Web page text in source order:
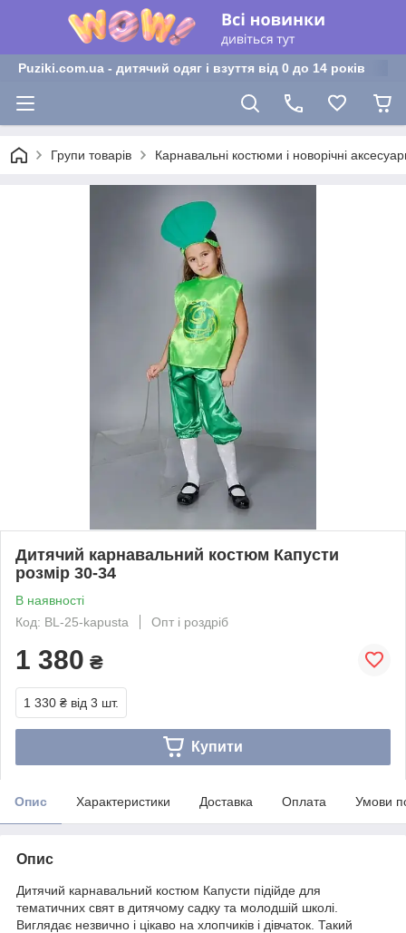
Puziki.com.ua - дитячий одяг і взуття від 0 до 14 років
Групи товарів Карнавальні костюми і новорічні
Дитячий карнавальний костюм Капусти
розмір 30-34
В наявності
Код: BL-25-kapusta
Опт і роздріб
1 380 ₴
1 330 ₴ від 3 шт.
Купити
Опис Характеристики Доставка Оплата Умови
Опис
Дитячий карнавальний костюм Капусти підійде для
тематичних свят в дитячому садку та молодшій школі.
Виглядає незвично і цікаво на хлопчиків і дівчаток. Такий